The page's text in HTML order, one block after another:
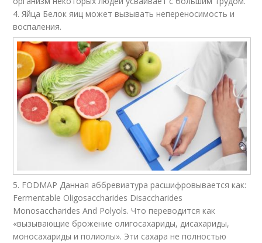
4. Яйца Белок яиц может вызывать непереносимость и
воспаления.
5. FODMAP Данная аббревиатура расшифровывается как:
Fermentable Oligosaccharides Disaccharides
Monosaccharides And Polyols. Что переводится как
«вызывающие брожение олигосахариды, дисахариды,
моносахариды и полиолы». Эти сахара не полностью